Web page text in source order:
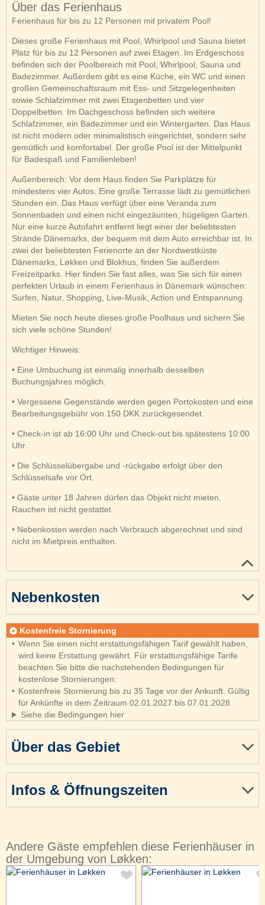
Über das Ferienhaus
Ferienhaus für bis zu 12 Personen mit privatem Pool!
Dieses große Ferienhaus mit Pool, Whirlpool und Sauna bietet
Platz für bis zu 12 Personen auf zwei Etagen. Im Erdgeschoss
befinden sich der Poolbereich mit Pool, Whirlpool, Sauna und
Badezimmer. Außerdem gibt es eine Küche, ein WC und einen
großen Gemeinschaftsraum mit Ess- und Sitzgelegenheiten
sowie Schlafzimmer mit zwei Etagenbetten und vier
Doppelbetten. Im Dachgeschoss befinden sich weitere
Schlafzimmer, ein Badezimmer und ein Wintergarten. Das Haus
ist nicht modern oder minimalistisch eingerichtet, sondern sehr
gemütlich und komfortabel. Der große Pool ist der Mittelpunkt
für Badespaß und Familienleben!
Außenbereich: Vor dem Haus finden Sie Parkplätze für
mindestens vier Autos. Eine große Terrasse lädt zu gemütlichen
Stunden ein. Das Haus verfügt über eine Veranda zum
Sonnenbaden und einen nicht eingezäunten, hügeligen Garten.
Nur eine kurze Autofahrt entfernt liegt einer der beliebtesten
Strände Dänemarks, der bequem mit dem Auto erreichbar ist. In
zwei der beliebtesten Ferienorte an der Nordwestküste
Dänemarks, Løkken und Blokhus, finden Sie außerdem
Freizeitparks. Hier finden Sie fast alles, was Sie sich für einen
perfekten Urlaub in einem Ferienhaus in Dänemark wünschen:
Surfen, Natur, Shopping, Live-Musik, Action und Entspannung.
Mieten Sie noch heute dieses große Poolhaus und sichern Sie
sich viele schöne Stunden!
Wichtiger Hinweis:
• Eine Umbuchung ist einmalig innerhalb desselben
Buchungsjahres möglich.
• Vergessene Gegenstände werden gegen Portokosten und eine
Bearbeitungsgebühr von 150 DKK zurückgesendet.
• Check-in ist ab 16:00 Uhr und Check-out bis spätestens 10:00
Uhr.
• Die Schlüsselübergabe und -rückgabe erfolgt über den
Schlüsselsafe vor Ort.
• Gäste unter 18 Jahren dürfen das Objekt nicht mieten.
Rauchen ist nicht gestattet.
• Nebenkosten werden nach Verbrauch abgerechnet und sind
nicht im Mietpreis enthalten.
Über das Gebiet
Infos & Öffnungszeiten
Nebenkosten
Kostenfreie Stornierung
Wenn Sie einen nicht erstattungsfähigen Tarif gewählt haben,
wird keine Erstattung gewährt. Für erstattungsfähige Tarife
beachten Sie bitte die nachstehenden Bedingungen für
kostenlose Stornierungen:
Kostenfreie Stornierung bis zu 35 Tage vor der Ankunft. Gültig
für Ankünfte in dem Zeitraum 02.01.2027 bis 07.01.2028
Siehe die Bedingungen hier
Andere Gäste empfehlen diese Ferienhäuser in
der Umgebung von Løkken: